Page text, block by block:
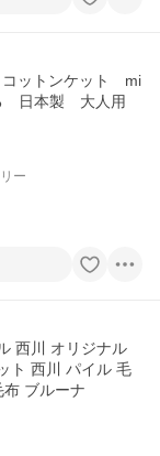
ットンケット mi
日本製 大人用
ー
西川 オリジナル
ト 西川 パイル 毛
ブルーナ